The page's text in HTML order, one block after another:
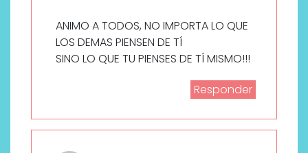
ANIMO A TODOS, NO IMPORTA LO QUE
LOS DEMAS PIENSEN DE TÍ
SINO LO QUE TU PIENSES DE TÍ MISMO!!!
Responder